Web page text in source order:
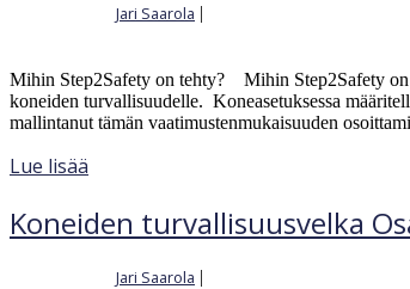
Jari Saarola |
Mihin Step2Safety on tehty? Mihin Step2Safety
koneiden turvallisuudelle. Koneasetuksessa
mallintanut tämän vaatimustenmukaisuuden
Lue lisää
Koneiden turvallisuusvelka
Jari Saarola |